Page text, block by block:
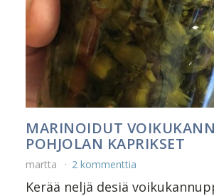
MARINOIDUT
POHJOLAN KAPRIKSET
martta 2 kommenttia
Kerää neljä desiä